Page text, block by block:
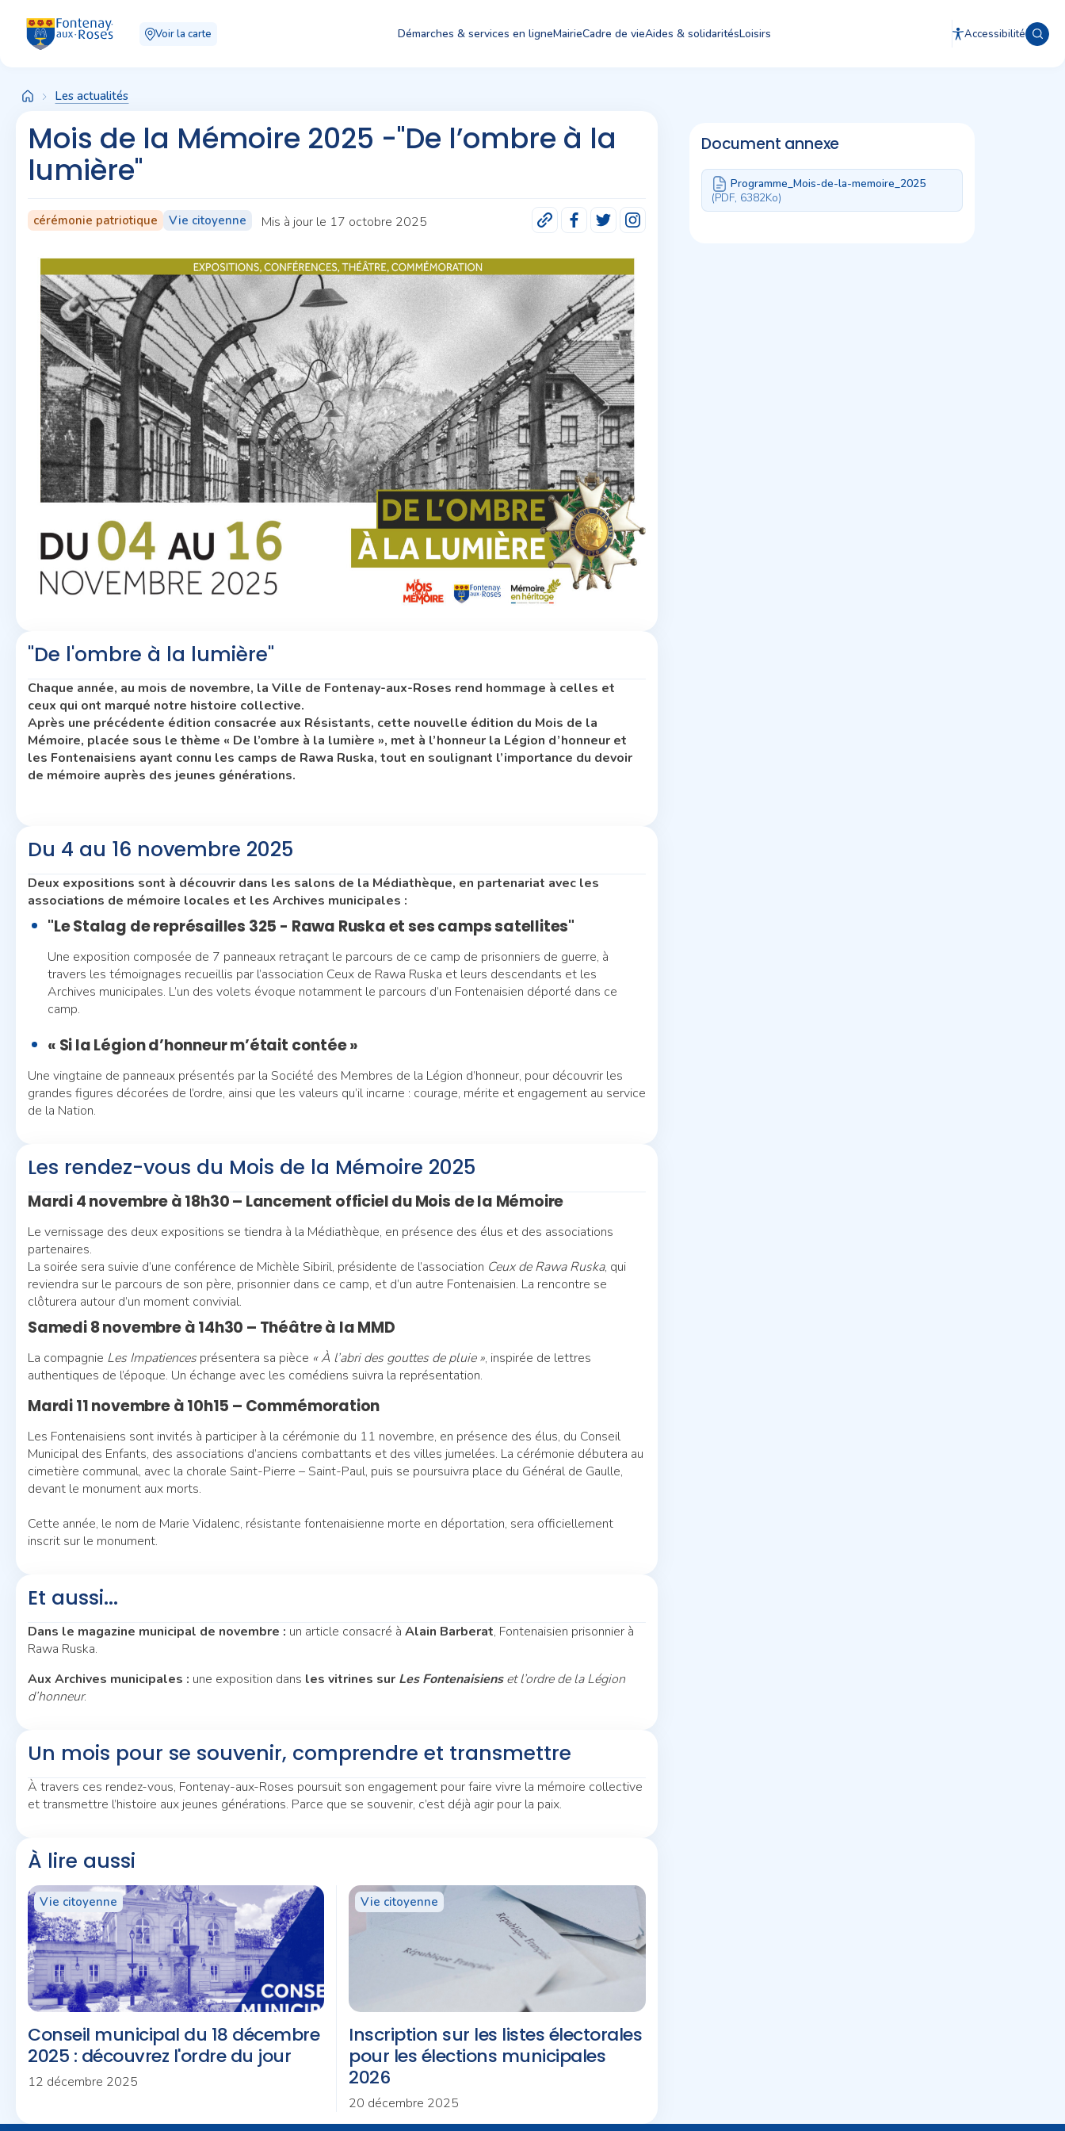
Voir la carte Démarches & services en ligneMairieCadre de vieAides & solidaritésLoisirs Accessibilité
Les actualités
Mois de la Mémoire 2025 -"De l’ombre à la
lumière"
cérémonie patriotique Vie citoyenne Mis à jour le 17 octobre 2025
"De l'ombre à la lumière"
Chaque année, au mois de novembre, la Ville de Fontenay-aux-Roses rend hommage à celles et
ceux qui ont marqué notre histoire collective.
Après une précédente édition consacrée aux Résistants, cette nouvelle édition du Mois de la
Mémoire, placée sous le thème « De l’ombre à la lumière », met à l’honneur la Légion d’honneur et
les Fontenaisiens ayant connu les camps de Rawa Ruska, tout en soulignant l’importance du devoir
de mémoire auprès des jeunes générations.
Du 4 au 16 novembre 2025
Deux expositions sont à découvrir dans les salons de la Médiathèque, en partenariat avec les
associations de mémoire locales et les Archives municipales :
"Le Stalag de représailles 325 - Rawa Ruska et ses camps satellites"
Une exposition composée de 7 panneaux retraçant le parcours de ce camp de prisonniers de guerre, à
travers les témoignages recueillis par l’association Ceux de Rawa Ruska et leurs descendants et les
Archives municipales. L’un des volets évoque notamment le parcours d’un Fontenaisien déporté dans ce
camp.
« Si la Légion d’honneur m’était contée »
Une vingtaine de panneaux présentés par la Société des Membres de la Légion d’honneur, pour découvrir les
grandes figures décorées de l’ordre, ainsi que les valeurs qu’il incarne : courage, mérite et engagement au service
de la Nation.
Les rendez-vous du Mois de la Mémoire 2025
Mardi 4 novembre à 18h30 – Lancement officiel du Mois de la Mémoire
Le vernissage des deux expositions se tiendra à la Médiathèque, en présence des élus et des associations
partenaires.
La soirée sera suivie d’une conférence de Michèle Sibiril, présidente de l’association Ceux de Rawa Ruska, qui
reviendra sur le parcours de son père, prisonnier dans ce camp, et d’un autre Fontenaisien. La rencontre se
clôturera autour d’un moment convivial.
Samedi 8 novembre à 14h30 – Théâtre à la MMD
La compagnie Les Impatiencesprésentera sa pièce « À l’abri des gouttes de pluie », inspirée de lettres
authentiques de l’époque. Un échange avec les comédiens suivra la représentation.
Mardi 11 novembre à 10h15 – Commémoration
Les Fontenaisiens sont invités à participer à la cérémonie du 11 novembre, en présence des élus, du Conseil
Municipal des Enfants, des associations d’anciens combattants et des villes jumelées. La cérémonie débutera au
cimetière communal, avec la chorale Saint-Pierre – Saint-Paul, puis se poursuivra place du Général de Gaulle,
devant le monument aux morts.
Cette année, le nom de Marie Vidalenc, résistante fontenaisienne morte en déportation, sera officiellement
inscrit sur le monument.
Et aussi...
Dans le magazine municipal de novembre : un article consacré à Alain Barberat, Fontenaisien prisonnier à
Rawa Ruska.
Aux Archives municipales : une exposition dans les vitrines sur Les Fontenaisienset l’ordre de la Légion
d’honneur.
Un mois pour se souvenir, comprendre et transmettre
À travers ces rendez-vous, Fontenay-aux-Roses poursuit son engagement pour faire vivre la mémoire collective
et transmettre l’histoire aux jeunes générations. Parce que se souvenir, c’est déjà agir pour la paix.
À lire aussi
Vie citoyenne
Conseil municipal du 18 décembre
2025 : découvrez l'ordre du jour
12 décembre 2025
Vie citoyenne
Inscription sur les listes électorales
pour les élections municipales
2026
20 décembre 2025
Document annexe
Programme_Mois-de-la-memoire_2025
(PDF, 6382Ko)